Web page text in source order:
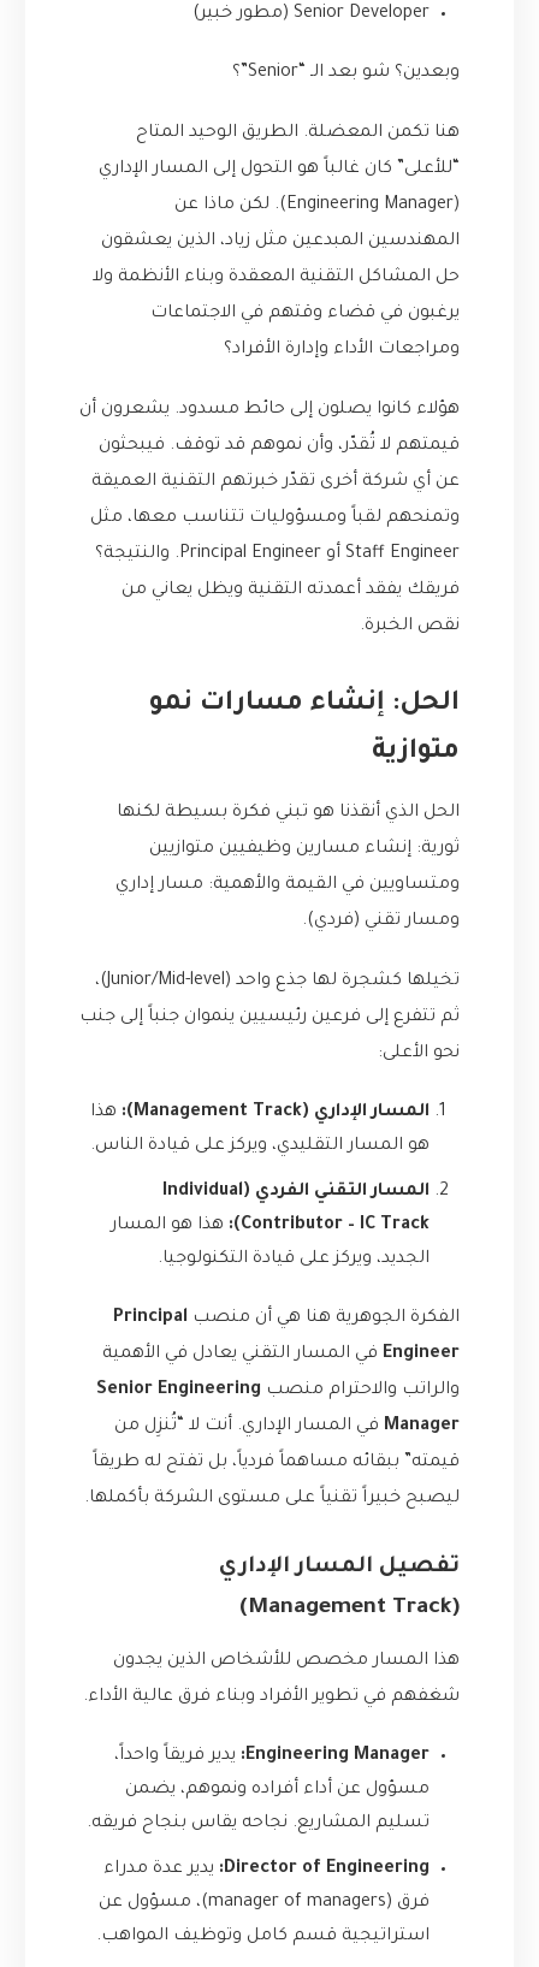
Senior Developer (مطور خبير)
وبعدين؟ شو بعد الـ “Senior”؟
هنا تكمن المعضلة. الطريق الوحيد المتاح
“للأعلى” كان غالباً هو التحول إلى المسار الإداري
(Engineering Manager). لكن ماذا عن
المهندسين المبدعين مثل زياد، الذين يعشقون
حل المشاكل التقنية المعقدة وبناء الأنظمة ولا
يرغبون في قضاء وقتهم في الاجتماعات
ومراجعات الأداء وإدارة الأفراد؟
هؤلاء كانوا يصلون إلى حائط مسدود. يشعرون أن
قيمتهم لا تُقدّر، وأن نموهم قد توقف. فيبحثون
عن أي شركة أخرى تقدّر خبرتهم التقنية العميقة
وتمنحهم لقباً ومسؤوليات تتناسب معها، مثل
Staff Engineer أو Principal Engineer. والنتيجة؟
فريقك يفقد أعمدته التقنية ويظل يعاني من
نقص الخبرة.
الحل: إنشاء مسارات نمو
متوازية
الحل الذي أنقذنا هو تبني فكرة بسيطة لكنها
ثورية: إنشاء مسارين وظيفيين متوازيين
ومتساويين في القيمة والأهمية: مسار إداري
ومسار تقني (فردي).
تخيلها كشجرة لها جذع واحد (Junior/Mid-level)،
ثم تتفرع إلى فرعين رئيسيين ينموان جنباً إلى جنب
نحو الأعلى:
المسار الإداري (Management Track):
هذا
هو المسار التقليدي، ويركز على قيادة الناس.
المسار التقني الفردي (Individual
Contributor – IC Track):
هذا هو المسار
الجديد، ويركز على قيادة التكنولوجيا.
الفكرة الجوهرية هنا هي أن منصب Principal
Engineer في المسار التقني يعادل في الأهمية
والراتب والاحترام منصب Senior Engineering
Manager في المسار الإداري. أنت لا “تُنزِل من
قيمته” ببقائه مساهماً فردياً، بل تفتح له طريقاً
ليصبح خبيراً تقنياً على مستوى الشركة بأكملها.
تفصيل المسار الإداري
(Management Track)
هذا المسار مخصص للأشخاص الذين يجدون
شغفهم في تطوير الأفراد وبناء فرق عالية الأداء.
Engineering Manager:
يدير فريقاً واحداً،
مسؤول عن أداء أفراده ونموهم، يضمن
تسليم المشاريع. نجاحه يقاس بنجاح فريقه.
Director of Engineering:
يدير عدة مدراء
فرق (manager of managers)، مسؤول عن
استراتيجية قسم كامل وتوظيف المواهب.